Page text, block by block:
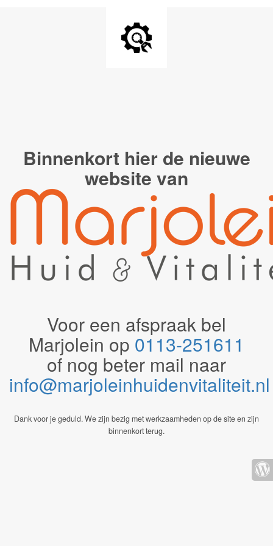
Binnenkort hier de nieuwe
website van
Voor een afspraak bel
Marjolein op 0113-251611
of nog beter mail naar
Dank voor je geduld. We zijn bezig met werkzaamheden op de site en zijn
binnenkort terug.